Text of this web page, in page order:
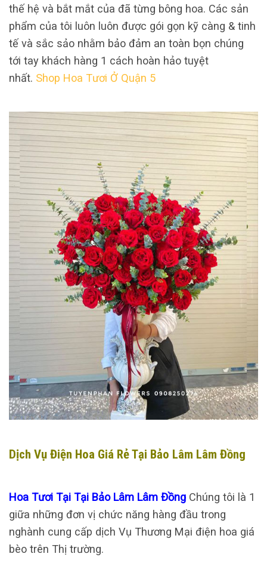
thế hệ và bắt mắt của đã từng bông hoa. Các sản
phẩm của tôi luôn luôn được gói gọn kỹ càng & tinh
tế và sắc sảo nhằm bảo đảm an toàn bọn chúng
tới tay khách hàng 1 cách hoàn hảo tuyệt
nhất. Shop Hoa Tươi Ở Quận 5
Dịch Vụ Điện Hoa Giá Rẻ Tại Bảo Lâm Lâm Đồng
Hoa Tươi Tại Tại Bảo Lâm Lâm Đồng Chúng tôi là 1
giữa những đơn vị chức năng hàng đầu trong
nghành cung cấp dịch Vụ Thương Mại điện hoa giá
bèo trên Thị trường.